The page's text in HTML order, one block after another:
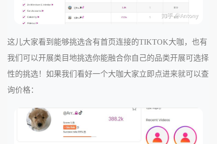
这儿大家看到能够挑选含有首页连接的TIKTOK大咖，也有
我们可以开展类目地挑选你能融合你自己的品类开展可选择
性的挑选！如果我们看好一个大咖大家立即点进来就可以查
询价格：